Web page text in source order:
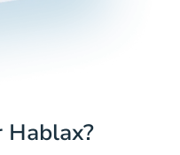
Hablax?